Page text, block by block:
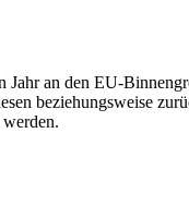
an den EU-
beziehungsweise